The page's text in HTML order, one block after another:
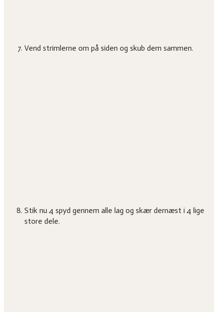
Vend strimlerne om på siden og skub dem sammen.
Stik nu 4 spyd gennem alle lag og skær dernæst i 4 lige
store dele.